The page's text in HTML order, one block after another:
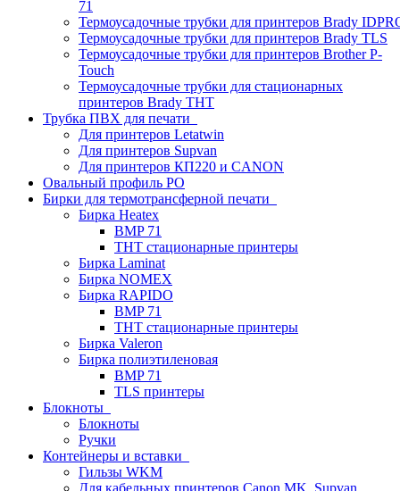
71
Термоусадочные трубки для принтеров Brady
Термоусадочные трубки для принтеров Brady TLS
Термоусадочные трубки для принтеров Brother P-
Touch
Термоусадочные трубки для стационарных
принтеров Brady THT
Трубка ПВХ для печати
Для принтеров Letatwin
Для принтеров Supvan
Для принтеров КП220 и CANON
Овальный профиль PO
Бирки для термотрансферной печати
Бирка Heatex
BMP 71
THT стационарные принтеры
Бирка Laminat
Бирка NOMEX
Бирка RAPIDO
BMP 71
THT стационарные принтеры
Бирка Valeron
Бирка полиэтиленовая
BMP 71
TLS принтеры
Блокноты
Блокноты
Ручки
Контейнеры и вставки
Гильзы WKM
Для кабельных принтеров Canon MK, Supvan